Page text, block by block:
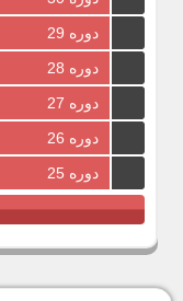
دوره 29
دوره 28
دوره 27
دوره 26
دوره 25